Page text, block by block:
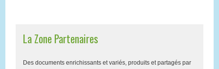
La Zone Partenaires
Des documents enrichissants et variés, produits et partagés par